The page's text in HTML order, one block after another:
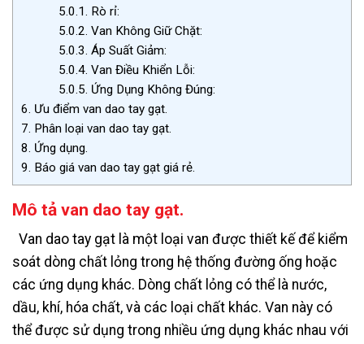
5.0.1. Rò rỉ:
5.0.2. Van Không Giữ Chặt:
5.0.3. Áp Suất Giảm:
5.0.4. Van Điều Khiển Lỗi:
5.0.5. Ứng Dụng Không Đúng:
6. Ưu điểm van dao tay gạt.
7. Phân loại van dao tay gạt.
8. Ứng dụng.
9. Báo giá van dao tay gạt giá rẻ.
Mô tả van dao tay gạt.
Van dao tay gạt là một loại van được thiết kế để kiểm
soát dòng chất lỏng trong hệ thống đường ống hoặc
các ứng dụng khác. Dòng chất lỏng có thể là nước,
dầu, khí, hóa chất, và các loại chất khác. Van này có
thể được sử dụng trong nhiều ứng dụng khác nhau với